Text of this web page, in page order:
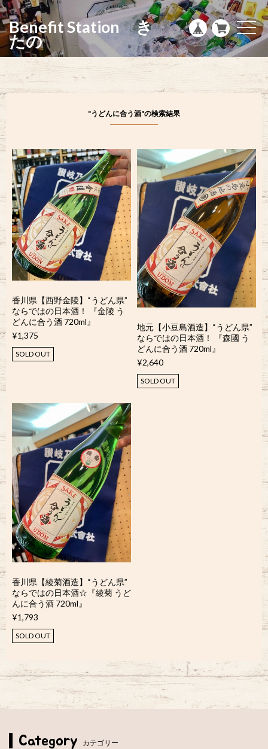
Benefit Station き
たの
t
o
g
g
n
o
n
"うどんに合う酒"の検索結果
香川県【西野金陵】“うどん県”
ならではの日本酒！ 『金陵 う
どんに合う酒 720ml』
¥1,375
SOLD OUT
地元【小豆島酒造】“うどん県”
ならではの日本酒！ 『森國 う
どんに合う酒 720ml』
¥2,640
SOLD OUT
香川県【綾菊酒造】“うどん県”
ならではの日本酒☆『綾菊 うど
んに合う酒 720ml』
¥1,793
SOLD OUT
Category カテゴリー
g
l
e
n
a
v
i
a